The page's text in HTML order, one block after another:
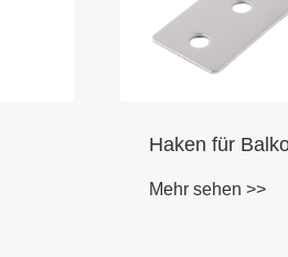
Haken für
Mehr sehen >>